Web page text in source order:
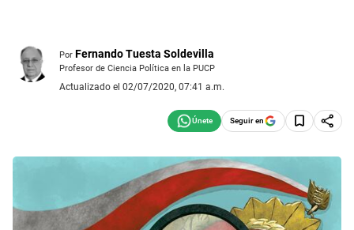
Por Fernando Tuesta Soldevilla
Profesor de Ciencia Política en la PUCP
Actualizado el 02/07/2020, 07:41 a.m.
Seguir en